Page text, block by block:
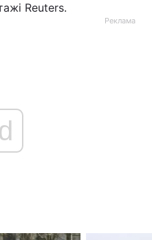
Reuters.
Реклама